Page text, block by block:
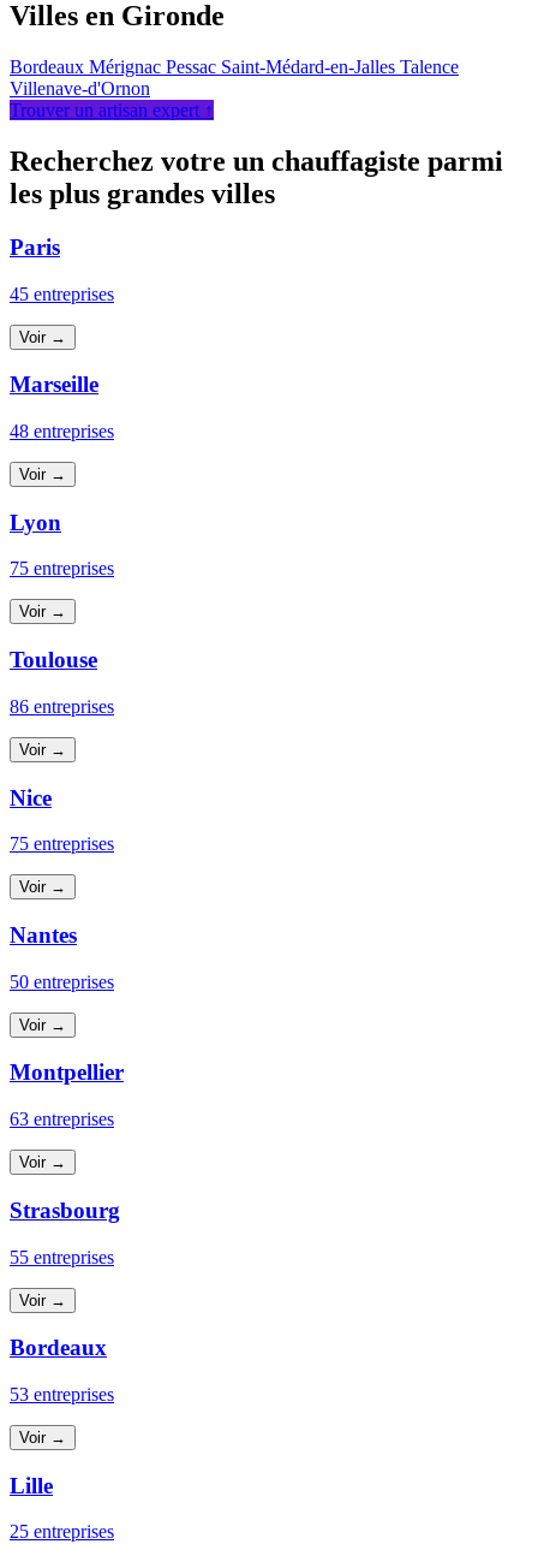
Villes en Gironde
Bordeaux Mérignac Pessac Saint-Médard-en-Jalles Talence
Villenave-d'Ornon
Trouver un artisan expert ↑
Recherchez votre un chauffagiste parmi
les plus grandes villes
Paris
45 entreprises
Voir →
Marseille
48 entreprises
Voir →
Lyon
75 entreprises
Voir →
Toulouse
86 entreprises
Voir →
Nice
75 entreprises
Voir →
Nantes
50 entreprises
Voir →
Montpellier
63 entreprises
Voir →
Strasbourg
55 entreprises
Voir →
Bordeaux
53 entreprises
Voir →
Lille
25 entreprises